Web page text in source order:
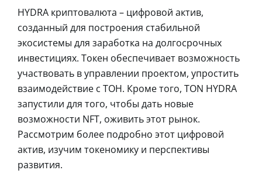
HYDRA криптовалюта – цифровой актив,
созданный для построения стабильной
экосистемы для заработка на долгосрочных
инвестициях. Токен обеспечивает возможность
участвовать в управлении проектом, упростить
взаимодействие с ТОН. Кроме того, TON HYDRA
запустили для того, чтобы дать новые
возможности NFT, оживить этот рынок.
Рассмотрим более подробно этот цифровой
актив, изучим токеномику и перспективы
развития.